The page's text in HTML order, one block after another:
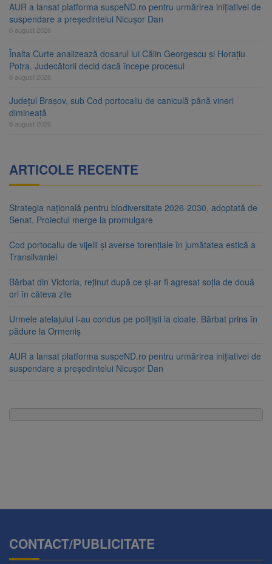
AUR a lansat platforma suspeND.ro pentru urmărirea inițiativei de
suspendare a președintelui Nicușor Dan
6 august 2026
Înalta Curte analizează dosarul lui Călin Georgescu și Horațiu
Potra. Judecătorii decid dacă începe procesul
6 august 2026
Județul Brașov, sub Cod portocaliu de caniculă până vineri
dimineață
6 august 2026
ARTICOLE RECENTE
Strategia națională pentru biodiversitate 2026-2030, adoptată de
Senat. Proiectul merge la promulgare
Cod portocaliu de vijelii și averse torențiale în jumătatea estică a
Transilvaniei
Bărbat din Victoria, reținut după ce și-ar fi agresat soția de două
ori în câteva zile
Urmele atelajului i-au condus pe polițiști la cioate. Bărbat prins în
pădure la Ormeniș
AUR a lansat platforma suspeND.ro pentru urmărirea inițiativei de
suspendare a președintelui Nicușor Dan
CONTACT/PUBLICITATE